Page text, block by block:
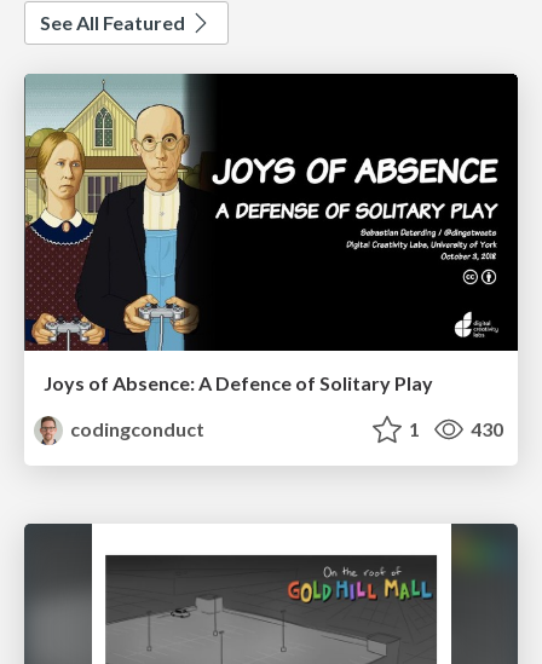
See All Featured
Joys of Absence: A Defence of Solitary Play
codingconduct
1 430